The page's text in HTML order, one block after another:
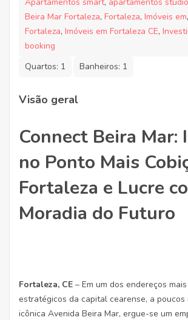
Beira Mar Fortaleza, Fortaleza, Imóveis em,
Fortaleza, Imóveis em Fortaleza CE,
booking
Quartos: 1 Banheiros: 1
Visão geral
Connect Beira Mar:
no Ponto Mais
Fortaleza e Lucre
Moradia do Futuro
Fortaleza, CE – Em um dos endereços
estratégicos da capital cearense, a poucos
icônica Avenida Beira Mar, ergue-se um